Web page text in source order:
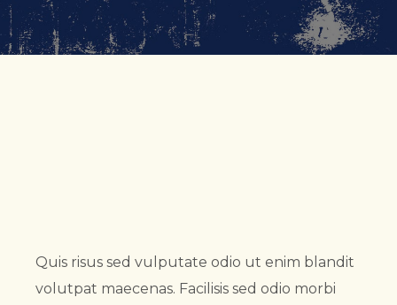
Quis risus sed vulputate odio ut enim blandit
volutpat maecenas. Facilisis sed odio morbi